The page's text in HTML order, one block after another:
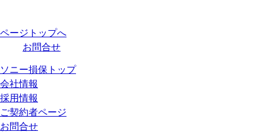
ページトップへ
お問合せ
ソニー損保トップ
会社情報
採用情報
ご契約者ページ
お問合せ